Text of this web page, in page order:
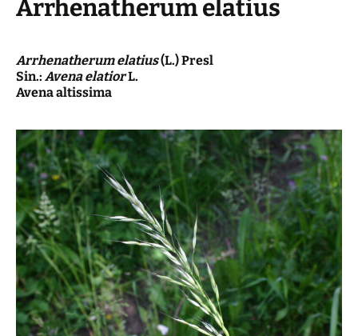
Arrhenatherum elatius
Arrhenatherum elatius(L.) Presl
Sin.: Avena elatiorL.
Avena altissima